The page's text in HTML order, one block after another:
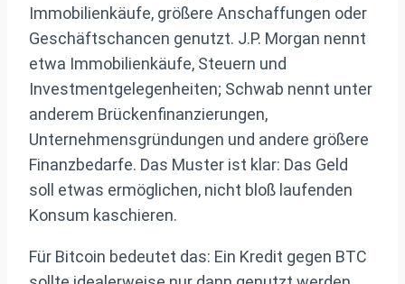
Immobilienkäufe, größere Anschaffungen oder
Geschäftschancen genutzt. J.P. Morgan nennt
etwa Immobilienkäufe, Steuern und
Investmentgelegenheiten; Schwab nennt unter
anderem Brückenfinanzierungen,
Unternehmensgründungen und andere größere
Finanzbedarfe. Das Muster ist klar: Das Geld
soll etwas ermöglichen, nicht bloß laufenden
Konsum kaschieren.
Für Bitcoin bedeutet das: Ein Kredit gegen BTC